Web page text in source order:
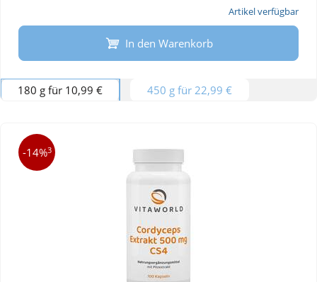
Artikel verfügbar
In den Warenkorb
180 g für 10,99 € 450 g für 22,99 €
-14%3